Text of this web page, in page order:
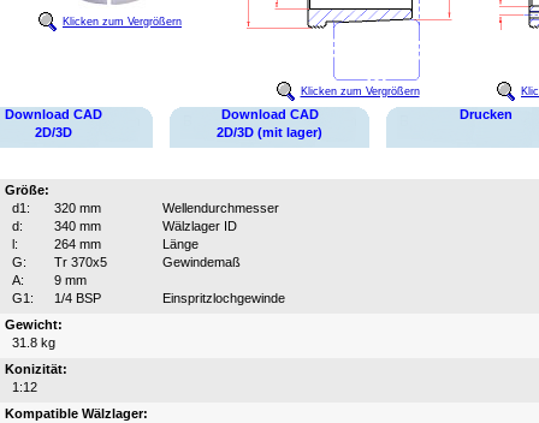
Klicken zum Vergrößern
Klicken zum Vergrößern
Download CAD
2D/3D
Download CAD
2D/3D (mit lager)
Drucken
Größe:
d1:
320 mm
Wellendurchmesser
d:
340 mm
Wälzlager ID
l:
264 mm
Länge
G:
Tr 370x5
Gewindemaß
A:
9 mm
G1:
1/4 BSP
Einspritzlochgewinde
Gewicht:
31.8 kg
Konizität:
1:12
Kompatible Wälzlager: